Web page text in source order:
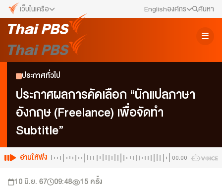
เว็บในเครือ
เว็บไซต์ในเครือ
ALTV
VIPA
พื้นที่นำเสนอวาระของสังคม
Thai PBS Kids
Thai PBS Podcast
View The World via The Voice
Thai PBS World
Englishองค์กร
ข่าวประชาสัมพันธ์
คณะกรรมการนโยบาย ส.ส.ท.
สภาผู้ชมและผู้ฟังรายการ
ค้นหา
ประกาศทั่วไป
ประกาศผลการคัดเลือก “นักแปลภาษา
อังกฤษ (Freelance) เพื่อจัดทำ
Subtitle”
อ่านให้ฟัง 00:00
10 มิ.ย. 67 09:48 15 ครั้ง